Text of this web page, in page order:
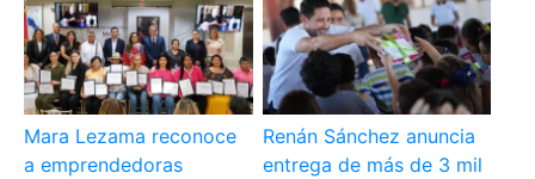
Mara Lezama reconoce
a emprendedoras
Renán Sánchez anuncia
entrega de más de 3 mil